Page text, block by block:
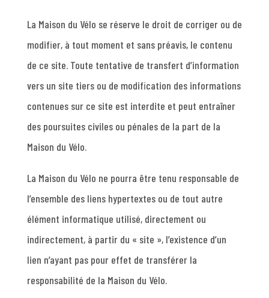
La Maison du Vélo se réserve le droit de corriger ou de
modifier, à tout moment et sans préavis, le contenu
de ce site. Toute tentative de transfert d’information
vers un site tiers ou de modification des informations
contenues sur ce site est interdite et peut entraîner
des poursuites civiles ou pénales de la part de la
Maison du Vélo.
La Maison du Vélo ne pourra être tenu responsable de
l’ensemble des liens hypertextes ou de tout autre
élément informatique utilisé, directement ou
indirectement, à partir du « site », l’existence d’un
lien n’ayant pas pour effet de transférer la
responsabilité de la Maison du Vélo.